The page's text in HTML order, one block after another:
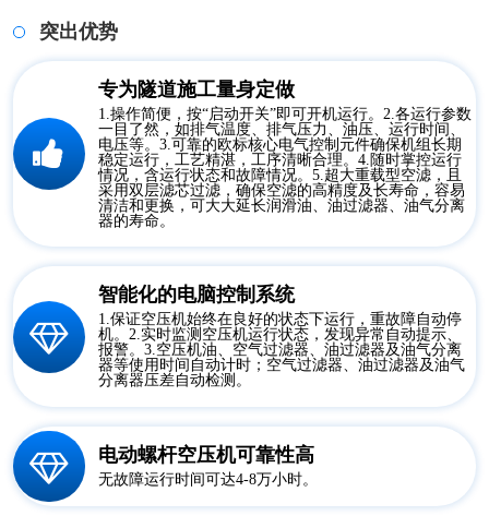
突出优势
专为隧道施工量身定做
1.操作简便，按“启动开关”即可开机运行。2.各运行参数
一目了然，如排气温度、排气压力、油压、运行时间、
电压等。3.可靠的欧标核心电气控制元件确保机组长期
稳定运行，工艺精湛，工序清晰合理。4.随时掌控运行
情况，含运行状态和故障情况。5.超大重载型空滤，且
采用双层滤芯过滤，确保空滤的高精度及长寿命，容易
清洁和更换，可大大延长润滑油、油过滤器、油气分离
器的寿命。
智能化的电脑控制系统
1.保证空压机始终在良好的状态下运行，重故障自动停
机。2.实时监测空压机运行状态，发现异常自动提示、
报警。3.空压机油、空气过滤器、油过滤器及油气分离
器等使用时间自动计时；空气过滤器、油过滤器及油气
分离器压差自动检测。
电动螺杆空压机可靠性高
无故障运行时间可达4-8万小时。